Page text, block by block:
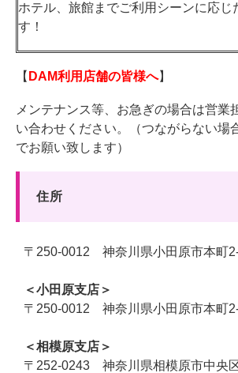
ホテル、旅館までご利用シーンに応じ
す！
【 DAM利用店舗の皆様へ】
メンテナンス等、お急ぎの場合は営業
い合わせください。（つながらない場
でお願い致します）
住所
〒250-0012 神奈川県小田原市本町
＜小田原支店＞
〒250-0012 神奈川県小田原市本町
＜相模原支店＞
〒252-0243 神奈川県相模原市中央